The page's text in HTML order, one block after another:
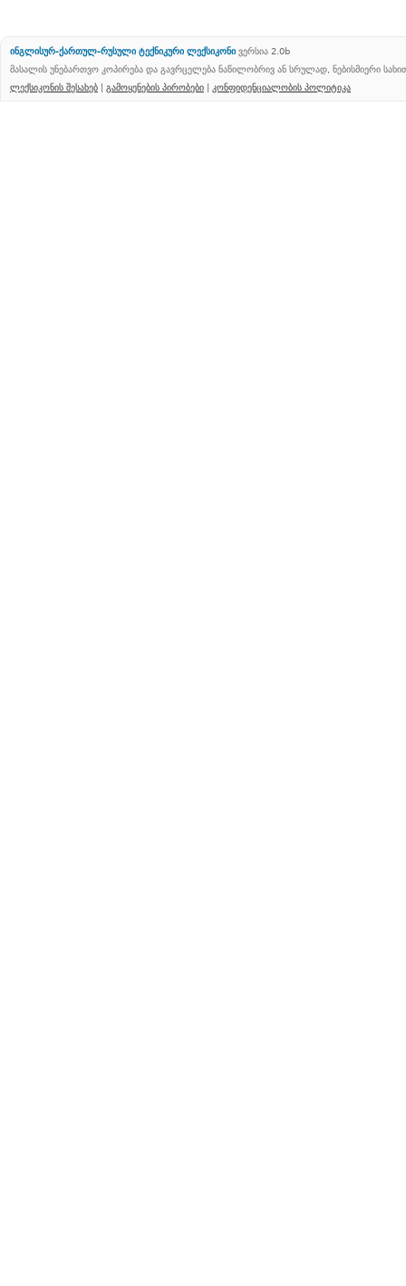
ინგლისურ-ქართულ-რუსული ტექნიკური ლექსიკონი ვერსია 2.0b
მასალის უნებართვო კოპირება და გავრცელება ნაწილობრივ ან სრულად, ნებისმიერი
ლექსიკონის შესახებ | გამოყენების პირობები | კონფიდენციალობის პოლიტიკა